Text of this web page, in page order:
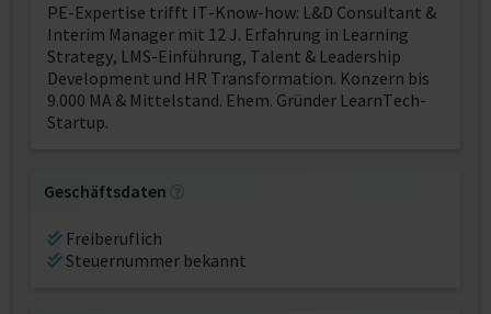
PE-Expertise trifft IT-Know-how: L&D Consultant &
Interim Manager mit 12 J. Erfahrung in Learning
Strategy, LMS-Einführung, Talent & Leadership
Development und HR Transformation. Konzern bis
9.000 MA & Mittelstand. Ehem. Gründer LearnTech-
Startup.
Geschäftsdaten
Freiberuflich
Steuernummer bekannt